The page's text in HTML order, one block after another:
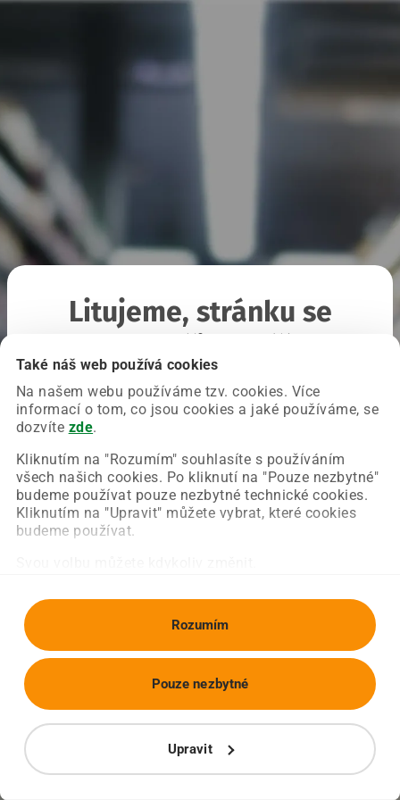
Také náš web používá cookies
Na našem webu používáme tzv. cookies. Více
informací o tom, co jsou cookies a jaké používáme, se
dozvíte zde.
Kliknutím na "Rozumím" souhlasíte s používáním
všech našich cookies. Po kliknutí na "Pouze nezbytné"
budeme používat pouze nezbytné technické cookies.
Kliknutím na "Upravit" můžete vybrat, které cookies
budeme používat.
Rozumím
Upravit
Pouze nezbytné
Litujeme, stránku se
Chyba nastala na naší straně a už ji opravujeme.
Zkuste prosím znovu načíst požadovanou stránku.
Obnovit stránku Úvodní strana